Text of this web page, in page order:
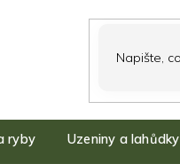
ryby Uzeniny a lahůdky